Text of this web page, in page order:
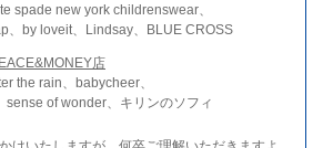
spade new york childrenswear、
、by loveit、Lindsay、BLUE CROSS
店
the rain、babycheer、
of wonder、キリンのソフィ